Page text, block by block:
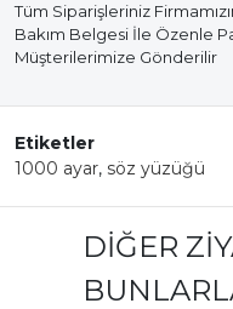
Tüm Siparişleriniz
Bakım Belgesi İle Özenle
Müşterilerimize Gönderilir
Etiketler
1000 ayar, söz yüzüğü
DIĞER